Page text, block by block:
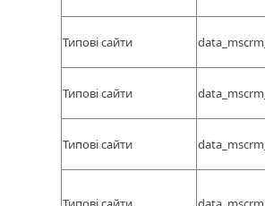
Типові сайти
Типові сайти
Типові сайти